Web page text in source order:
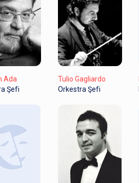
Ada
Şefi
Tulio Gagliardo
Orkestra Şefi